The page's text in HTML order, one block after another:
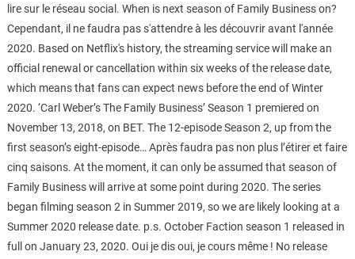
lire sur le réseau social. When is next season of Family Business on?
Cependant, il ne faudra pas s'attendre à les découvrir avant l'année
2020. Based on Netflix's history, the streaming service will make an
official renewal or cancellation within six weeks of the release date,
which means that fans can expect news before the end of Winter
2020. ‘Carl Weber’s The Family Business’ Season 1 premiered on
November 13, 2018, on BET. The 12-episode Season 2, up from the
first season’s eight-episode… Après faudra pas non plus l’étirer et faire
cinq saisons. At the moment, it can only be assumed that season of
Family Business will arrive at some point during 2020. The series
began filming season 2 in Summer 2019, so we are likely looking at a
Summer 2020 release date. p.s. October Faction season 1 released in
full on January 23, 2020. Oui je dis oui, je cours même ! No release